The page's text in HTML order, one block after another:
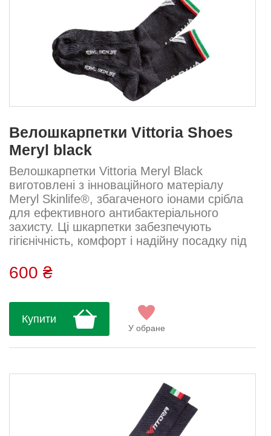
Велошкарпетки Vittoria Shoes
Meryl black
Велошкарпетки Vittoria Meryl Black
виготовлені з інноваційного матеріалу
Meryl Skinlife®, збагаченого іонами срібла
для ефективного антибактеріального
захисту. Ці шкарпетки забезпечують
гігієнічність, комфорт і надійну посадку під
тривалого використання....
600 ₴
Купити
У обране